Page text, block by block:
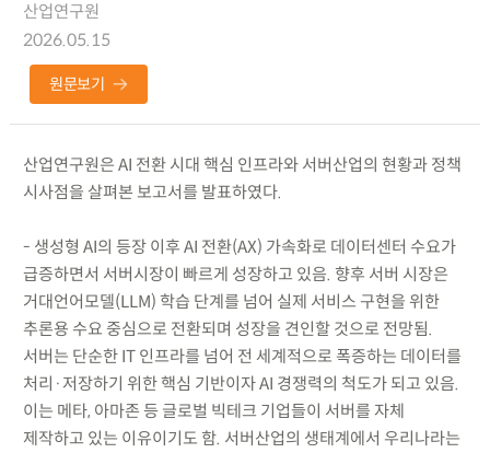
산업연구원
2026.05.15
원문보기
산업연구원은 AI 전환 시대 핵심 인프라와 서버산업의 현황과 정책
시사점을 살펴본 보고서를 발표하였다.
- 생성형 AI의 등장 이후 AI 전환(AX) 가속화로 데이터센터 수요가
급증하면서 서버시장이 빠르게 성장하고 있음. 향후 서버 시장은
거대언어모델(LLM) 학습 단계를 넘어 실제 서비스 구현을 위한
추론용 수요 중심으로 전환되며 성장을 견인할 것으로 전망됨.
서버는 단순한 IT 인프라를 넘어 전 세계적으로 폭증하는 데이터를
처리·저장하기 위한 핵심 기반이자 AI 경쟁력의 척도가 되고 있음.
이는 메타, 아마존 등 글로벌 빅테크 기업들이 서버를 자체
제작하고 있는 이유이기도 함. 서버산업의 생태계에서 우리나라는